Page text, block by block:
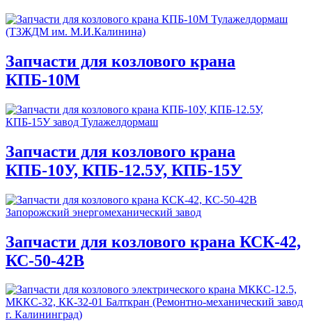
Запчасти для козлового крана
КПБ-10М
Запчасти для козлового крана
КПБ-10У, КПБ-12.5У, КПБ-15У
Запчасти для козлового крана КСК-42,
КС-50-42В